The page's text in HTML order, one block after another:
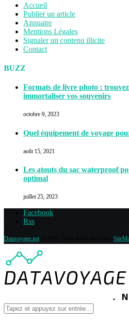
Accueil
Publier un article
Annuaire
Mentions Légales
Signaler un contenu illicite
Contact
BUZZ
Formats de livre photo :
immortaliser vos souvenirs
octobre 9, 2023
Quel équipement de voyage
août 15, 2021
Les atouts du sac waterproof
optimal
juillet 25, 2023
Facebook
Rss
Datavoyage.net